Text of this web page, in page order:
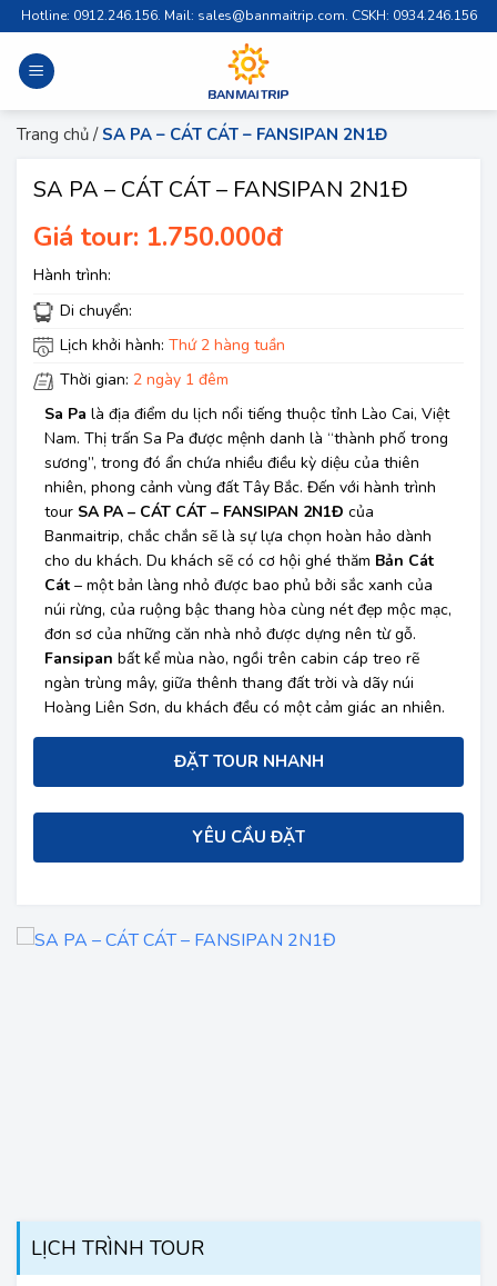
Skip
to
content
Hotline: 0912.246.156. Mail: sales@banmaitrip.com. CSKH: 0934.246.156
Trang chủ /SA PA – CÁT CÁT – FANSIPAN 2N1Đ
SA PA – CÁT CÁT – FANSIPAN 2N1Đ
Giá tour: 1.750.000đ
Hành trình:
Di chuyển:
Lịch khởi hành: Thứ 2 hàng tuần
Thời gian: 2 ngày 1 đêm
Sa Pa là địa điểm du lịch nổi tiếng thuộc tỉnh Lào Cai, Việt
Nam. Thị trấn Sa Pa được mệnh danh là “thành phố trong
sương”, trong đó ẩn chứa nhiều điều kỳ diệu của thiên
nhiên, phong cảnh vùng đất Tây Bắc. Đến với hành trình
tour SA PA – CÁT CÁT – FANSIPAN 2N1Đ của
Banmaitrip, chắc chắn sẽ là sự lựa chọn hoàn hảo dành
cho du khách. Du khách sẽ có cơ hội ghé thăm Bản Cát
Cát – mộtbản làng nhỏ được bao phủ bởi sắc xanh của
núi rừng, của ruộng bậc thang hòa cùng nét đẹp mộc mạc,
đơn sơ của những căn nhà nhỏ được dựng nên từ gỗ.
Fansipan bất kể mùa nào, ngồi trên cabin cáp treo rẽ
ngàn trùng mây, giữa thênh thang đất trời và dãy núi
Hoàng Liên Sơn, du khách đều có một cảm giác an nhiên.
ĐẶT TOUR NHANH
YÊU CẦU ĐẶT
LỊCH TRÌNH TOUR